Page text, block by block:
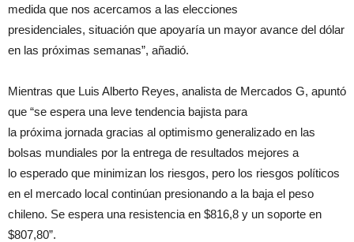
medida que nos acercamos a las elecciones
presidenciales, situación que apoyaría un mayor avance del dólar
en las próximas semanas”, añadió.
Mientras que Luis Alberto Reyes, analista de Mercados G, apuntó
que “se espera una leve tendencia bajista para
la próxima jornada gracias al optimismo generalizado en las
bolsas mundiales por la entrega de resultados mejores a
lo esperado que minimizan los riesgos, pero los riesgos políticos
en el mercado local continúan presionando a la baja el peso
chileno. Se espera una resistencia en $816,8 y un soporte en
$807,80”.